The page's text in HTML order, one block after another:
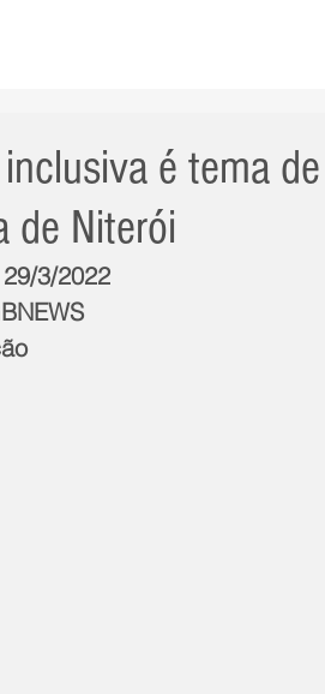
é tema
de Niterói
3/2022